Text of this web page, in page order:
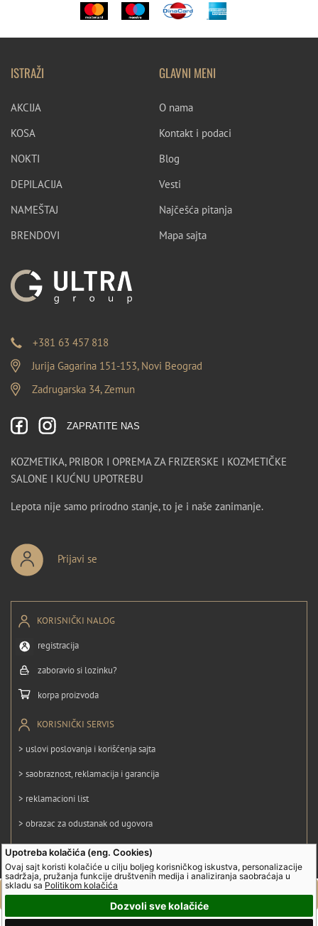
Upotreba kolačića (eng. Cookies)
Ovaj sajt koristi kolačiće u cilju boljeg korisničkog iskustva, personalizacije
sadržaja, pružanja funkcije društvenih medija i analiziranja saobraćaja u
skladu sa Politikom kolačića
Dozvoli sve kolačiće
ISTRAŽI
AKCIJA
KOSA
NOKTI
DEPILACIJA
NAMEŠTAJ
BRENDOVI
GLAVNI MENI
O nama
Kontakt i podaci
Blog
Vesti
Najčešća pitanja
Mapa sajta
+381 63 457 818
Jurija Gagarina 151-153, Novi Beograd
Zadrugarska 34, Zemun
ZAPRATITE NAS
KOZMETIKA, PRIBOR I OPREMA ZA FRIZERSKE I KOZMETIČKE
SALONE I KUĆNU UPOTREBU
Lepota nije samo prirodno stanje, to je i naše zanimanje.
Prijavi se
KORISNIČKI NALOG
registracija
zaboravio si lozinku?
korpa proizvoda
KORISNIČKI SERVIS
> uslovi poslovanja i korišćenja sajta
> saobraznost, reklamacija i garancija
> reklamacioni list
> obrazac za odustanak od ugovora
> politika privatnosti
> politika kolačića